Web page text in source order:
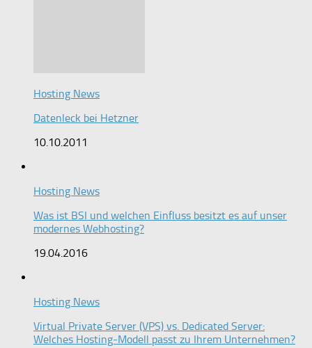
Hosting News
Datenleck bei Hetzner
10.10.2011
Hosting News
Was ist BSI und welchen Einfluss besitzt es auf unser
modernes Webhosting?
19.04.2016
Hosting News
Virtual Private Server (VPS) vs. Dedicated Server:
Welches Hosting-Modell passt zu Ihrem Unternehmen?